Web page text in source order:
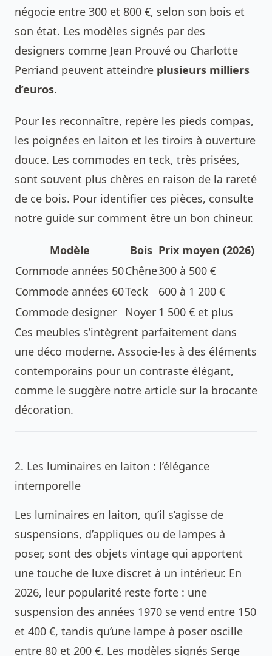
négocie entre 300 et 800 €, selon son bois et
son état. Les modèles signés par des
designers comme Jean Prouvé ou Charlotte
Perriand peuvent atteindre plusieurs milliers
d’euros.
Pour les reconnaître, repère les pieds compas,
les poignées en laiton et les tiroirs à ouverture
douce. Les commodes en teck, très prisées,
sont souvent plus chères en raison de la rareté
de ce bois. Pour identifier ces pièces, consulte
notre guide sur comment être un bon chineur.
Modèle Bois Prix moyen (2026)
Commode années 50Chêne300 à 500 €
Commode années 60Teck
600 à 1 200 €
Commode designer
Noyer 1 500 € et plus
Ces meubles s’intègrent parfaitement dans
une déco moderne. Associe-les à des éléments
contemporains pour un contraste élégant,
comme le suggère notre article sur la brocante
décoration.
2. Les luminaires en laiton : l’élégance
intemporelle
Les luminaires en laiton, qu’il s’agisse de
suspensions, d’appliques ou de lampes à
poser, sont des objets vintage qui apportent
une touche de luxe discret à un intérieur. En
2026, leur popularité reste forte : une
suspension des années 1970 se vend entre 150
et 400 €, tandis qu’une lampe à poser oscille
entre 80 et 200 €. Les modèles signés Serge